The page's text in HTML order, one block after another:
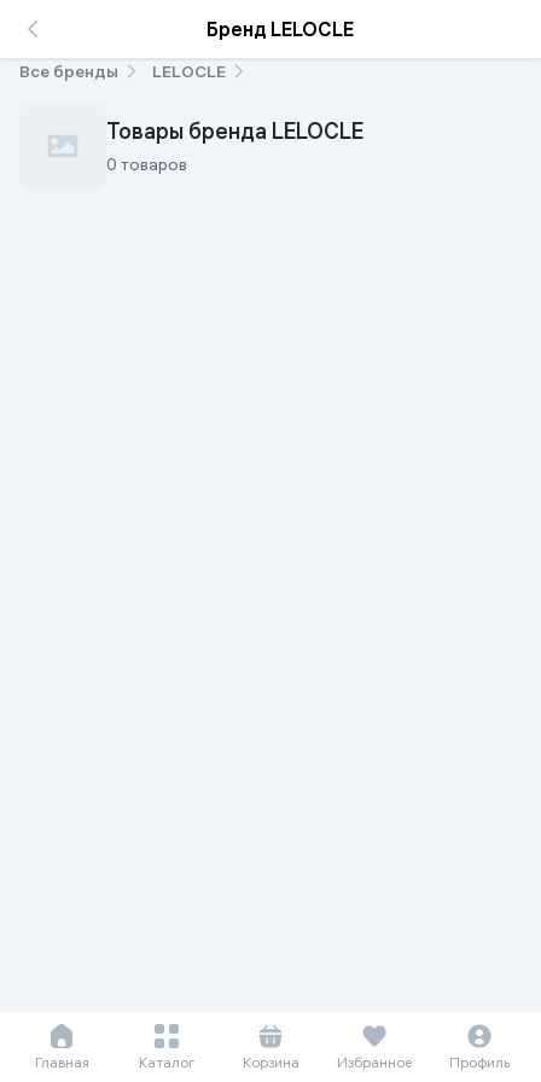
Бренд LELOCLE
Все бренды LELOCLE
Товары бренда LELOCLE
0 товаров
Главная Каталог Корзина Избранное Профиль